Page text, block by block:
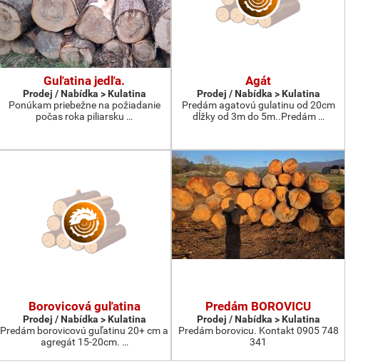
Guľatina jedľa.
Prodej / Nabídka > Kulatina
Ponúkam priebežne na požiadanie
počas roka piliarsku …
Agát
Prodej / Nabídka > Kulatina
Predám agatovú gulatinu od 20cm
dĺžky od 3m do 5m..Predám …
Borovicová guľatina
Prodej / Nabídka > Kulatina
Predám borovicovú guľatinu 20+ cm a
agregát 15-20cm. …
Predám BOROVICU
Prodej / Nabídka > Kulatina
Predám borovicu. Kontakt 0905 748
341